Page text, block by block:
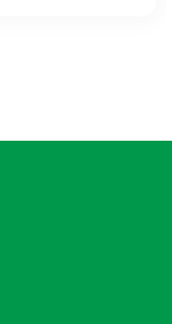
nhập khẩu )
cao cấp có